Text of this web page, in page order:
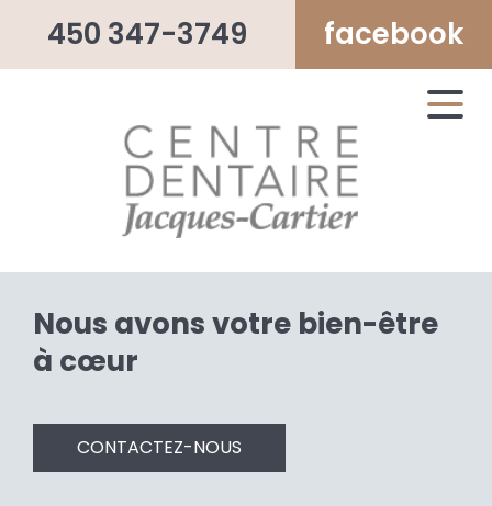
450 347-3749 facebook
Nous avons votre bien-être
à cœur
CONTACTEZ-NOUS